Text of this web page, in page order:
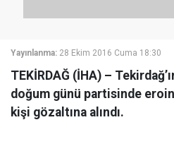
Yayınlanma: 28 Ekim 2016 Cuma 18:30
TEKİRDAĞ (İHA) –
doğum günü partisinde
kişi gözaltına alındı.